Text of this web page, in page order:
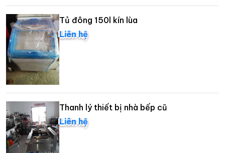
Tủ đông 150l kín lùa
Liên hệ
Thanh lý thiết bị nhà bếp cũ
Liên hệ